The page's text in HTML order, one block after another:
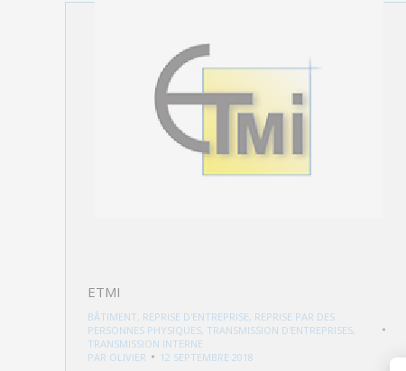
ETMI
BÂTIMENT, REPRISE D'ENTREPRISE, REPRISE PAR DES
PERSONNES PHYSIQUES, TRANSMISSION D'ENTREPRISES,
TRANSMISSION INTERNE
PAR OLIVIER 12 SEPTEMBRE 2018